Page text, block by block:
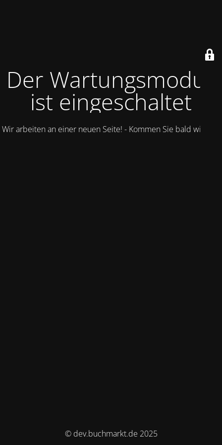
Der Wartungsmodus
ist eingeschaltet
Wir arbeiten an einer neuen Seite! - Kommen Sie bald wieder.
© dev.buchmarkt.de 2025